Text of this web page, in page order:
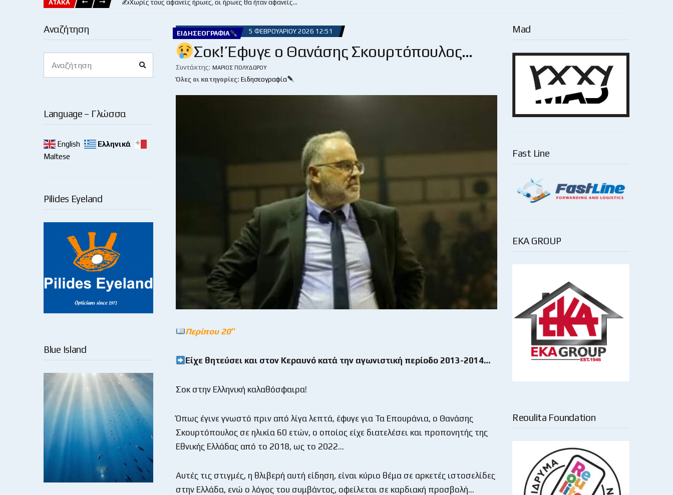
ΑΤΑΚΑ ✍️Χωρίς τους αφανείς ήρωες, οι ήρωες θα ήταν αφανείς…
Αναζήτηση
for:
Language – Γλώσσα
English
Ελληνικά
Maltese
Pilides Eyeland
Blue Island
ΕΙΔΗΣΕΟΓΡΑΦΊΑ 5 ΦΕΒΡΟΥΑΡΊΟΥ 2026 12:51
Σοκ! Έφυγε ο Θανάσης Σκουρτόπουλος…
Συντάκτης: ΜΆΡΙΟΣ ΠΟΛΥΔΏΡΟΥ
Όλες οι κατηγορίες: Ειδησεογραφία
Περίπου 20″
Είχε θητεύσει και στον Κεραυνό κατά την αγωνιστική περίοδο 2013-2014…
Σοκ στην Ελληνική καλαθόσφαιρα!
Όπως έγινε γνωστό πριν από λίγα λεπτά, έφυγε για Τα Επουράνια, ο Θανάσης
Σκουρτόπουλος σε ηλικία 60 ετών, ο οποίος είχε διατελέσει και προπονητής της
Εθνικής Ελλάδας από το 2018, ως το 2022…
Αυτές τις στιγμές, η θλιβερή αυτή είδηση, είναι κύριο θέμα σε αρκετές ιστοσελίδες
στην Ελλάδα, ενώ ο λόγος του συμβάντος, οφείλεται σε καρδιακή προσβολή…
Mad
Fast Line
EKA GROUP
Reoulita Foundation